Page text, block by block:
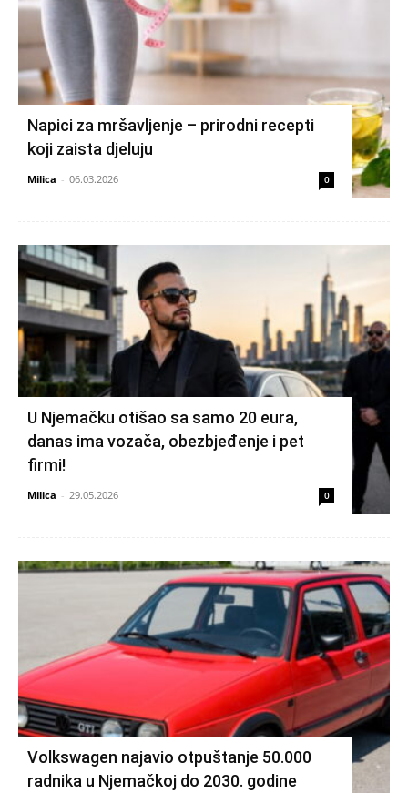
Napici za mršavljenje – prirodni recepti
koji zaista djeluju
Milica - 06.03.2026 0
U Njemačku otišao sa samo 20 eura,
danas ima vozača, obezbjeđenje i pet
firmi!
Milica - 29.05.2026 0
Volkswagen najavio otpuštanje 50.000
radnika u Njemačkoj do 2030. godine